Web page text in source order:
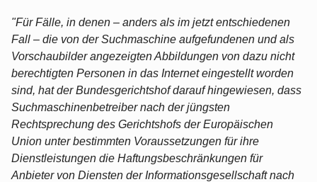
"Für Fälle, in denen – anders als im jetzt entschiedenen
Fall – die von der Suchmaschine aufgefundenen und als
Vorschaubilder angezeigten Abbildungen von dazu nicht
berechtigten Personen in das Internet eingestellt worden
sind, hat der Bundesgerichtshof darauf hingewiesen, dass
Suchmaschinenbetreiber nach der jüngsten
Rechtsprechung des Gerichtshofs der Europäischen
Union unter bestimmten Voraussetzungen für ihre
Dienstleistungen die Haftungsbeschränkungen für
Anbieter von Diensten der Informationsgesellschaft nach